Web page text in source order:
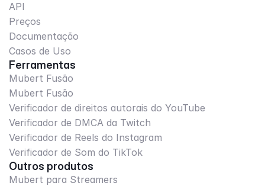
API
Preços
Documentação
Casos de Uso
Ferramentas
Mubert Fusão
Mubert Fusão
Verificador de direitos autorais do YouTube
Verificador de DMCA da Twitch
Verificador de Reels do Instagram
Verificador de Som do TikTok
Outros produtos
Mubert para Streamers